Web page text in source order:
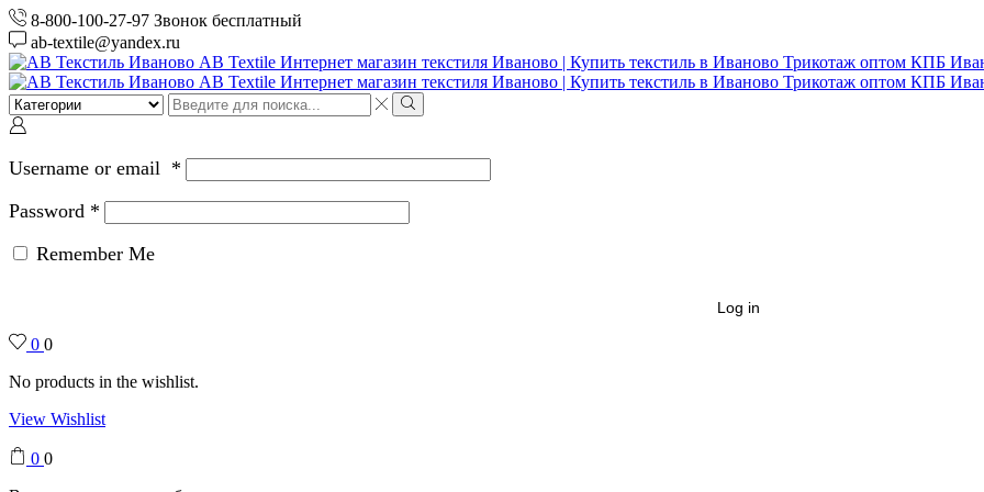
8-800-100-27-97 Звонок бесплатный
ab-textile@yandex.ru
Search
input
Search
Username or email *
Password *
Remember Me
Log in
0 0
No products in the wishlist.
View Wishlist
0 0